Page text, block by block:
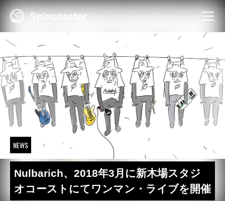
Skip
NEWS
Nulbarich、2018年3月に新木場スタジ
オコーストにてワンマン・ライブを開催